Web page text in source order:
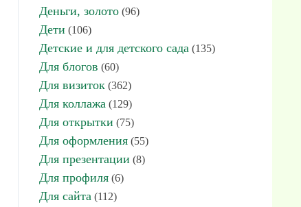
Деньги, золото (96)
Дети (106)
Детские и для детского сада (135)
Для блогов (60)
Для визиток (362)
Для коллажа (129)
Для открытки (75)
Для оформления (55)
Для презентации (8)
Для профиля (6)
Для сайта (112)